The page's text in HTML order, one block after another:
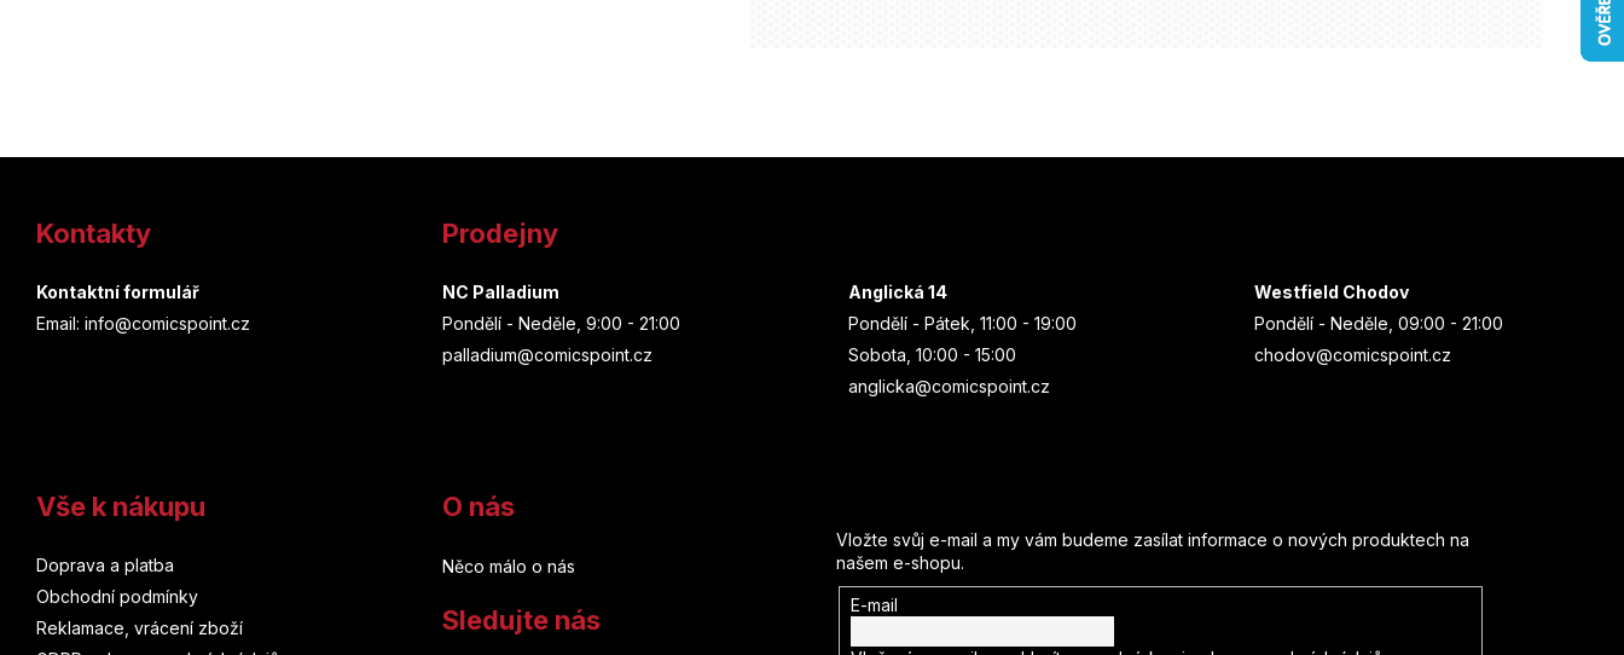
Kontakty
Kontaktní formulář
Email: info@comicspoint.cz
Prodejny
NC Palladium
Pondělí - Neděle, 9:00 - 21:00
palladium@comicspoint.cz
Anglická 14
Pondělí - Pátek, 11:00 - 19:00
Sobota, 10:00 - 15:00
anglicka@comicspoint.cz
Westfield Chodov
Pondělí - Neděle, 09:00 - 21:00
chodov@comicspoint.cz
Vše k nákupu
Doprava a platba
Obchodní podmínky
Reklamace, vrácení zboží
O nás
Něco málo o nás
Sledujte nás
Vložte svůj e-mail a my vám budeme zasílat informace o nových produktech na
našem e-shopu.
E-mail